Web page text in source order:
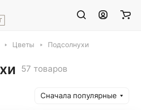
Цветы Подсолнухи
57 товаров
Сначала популярные